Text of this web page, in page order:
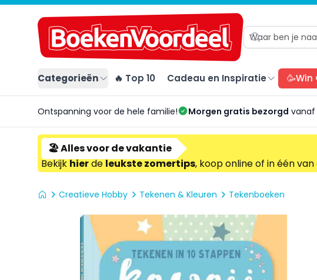
Categorieën 🔥 Top 10 Cadeau en Inspiratie
Ontspanning voor de hele familie! Morgen gratis bezorgd
🏖️ Alles voor de vakantie
Bekijkhierdeleukste zomertips, koop online of in één van
Creatieve Hobby Tekenen & Kleuren Tekenboeken